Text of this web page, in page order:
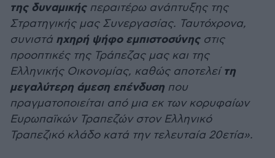
της δυναμικήςπεραιτέρω ανάπτυξης της
Στρατηγικής μας Συνεργασίας. Ταυτόχρονα,
συνιστά ηχηρή ψήφο εμπιστοσύνηςστις
προοπτικές της Τράπεζας μας και της
Ελληνικής Οικονομίας, καθώς αποτελείτη
μεγαλύτερη άμεση επένδυση που
πραγματοποιείται από μια εκ των κορυφαίων
Ευρωπαϊκών Τραπεζών στον Ελληνικό
Τραπεζικό κλάδο κατά την τελευταία 20ετία».